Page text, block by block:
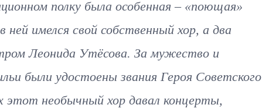
полку была особенная – «поющая»
имелся свой собственный хор, а два
Леонида Утёсова. За мужество и
были удостоены звания Героя Советского
необычный хор давал концерты,